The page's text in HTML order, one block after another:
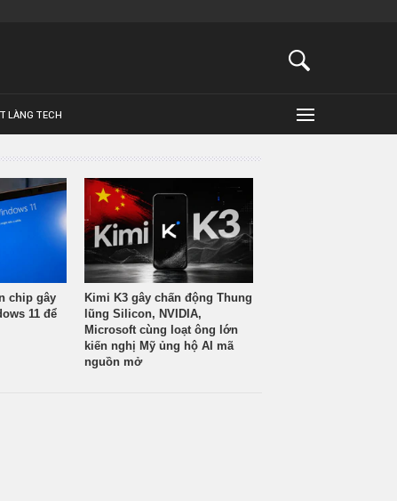
LÀNG TECH
chip gây
11 để
Kimi K3 gây chấn động Thung
lũng Silicon, NVIDIA,
Microsoft cùng loạt ông lớn
kiến nghị Mỹ ủng hộ AI mã
nguồn mở